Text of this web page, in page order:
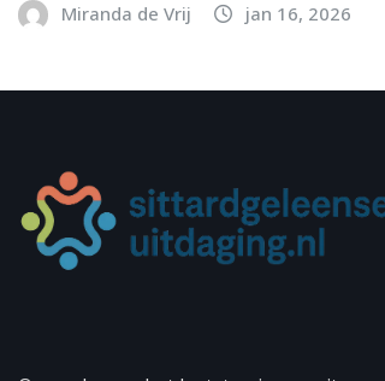
Miranda de Vrij jan 16, 2026